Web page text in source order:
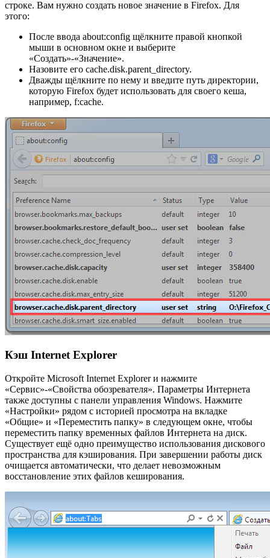
строке. Вам нужно создать новое значение в Firefox. Для
этого:
После ввода about:config щёлкните правой кнопкой
мыши в основном окне и выберите
«Создать»-«Значение».
Назовите его cache.disk.parent_directory.
Дважды щёлкните по нему и введите путь директории,
которую Firefox будет использовать для своего кеша,
например, f:cache.
Кэш Internet Explorer
Откройте Microsoft Internet Explorer и нажмите
«Сервис»-«Свойства обозревателя». Параметры Интернета
также доступны с панели управления Windows. Нажмите
«Настройки» рядом с историей просмотра на вкладке
«Общие» и «Переместить папку» в следующем окне, чтобы
переместить папку временных файлов Интернета на диск.
Существует ещё одно преимущество использования дискового
пространства для кэширования. При завершении работы диск
очищается автоматически, что делает невозможным
восстановление этих файлов кеширования.